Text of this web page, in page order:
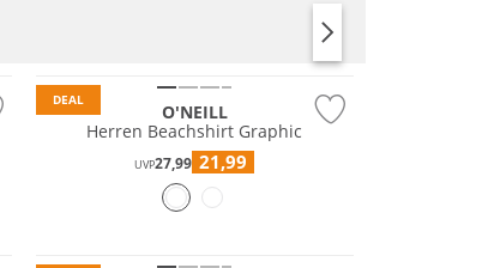
DEAL
O'NEILL
Herren Beachshirt Graphic
UVP27,99 21,99